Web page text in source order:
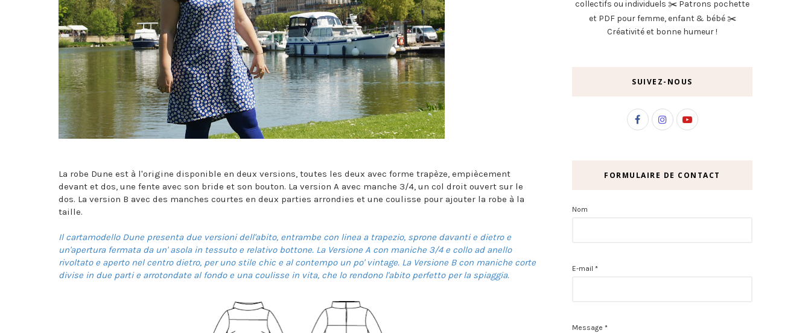
La robe Dune est à l'origine disponible en deux versions, toutes les deux avec forme trapèze, empiècement
devant et dos, une fente avec son bride et son bouton. La version A avec manche 3/4, un col droit ouvert sur le
dos. La version B avec des manches courtes en deux parties arrondies et une coulisse pour ajouter la robe à la
taille.
Il cartamodello Dune presenta due versioni dell'abito, entrambe con linea a trapezio, sprone davanti e dietro e
un'apertura fermata da un' asola in tessuto e relativo bottone. La Versione A con maniche 3/4 e collo ad anello
rivoltato e aperto nel centro dietro, per uno stile chic e al contempo un po' vintage. La Versione B con maniche corte
divise in due parti e arrotondate al fondo e una coulisse in vita, che lo rendono l'abito perfetto per la spiaggia.
collectifs ou individuels ✂️ Patrons pochette
et PDF pour femme, enfant & bébé ✂️
Créativité et bonne humeur !
SUIVEZ-NOUS
FORMULAIRE DE CONTACT
Nom
E-mail *
Message *